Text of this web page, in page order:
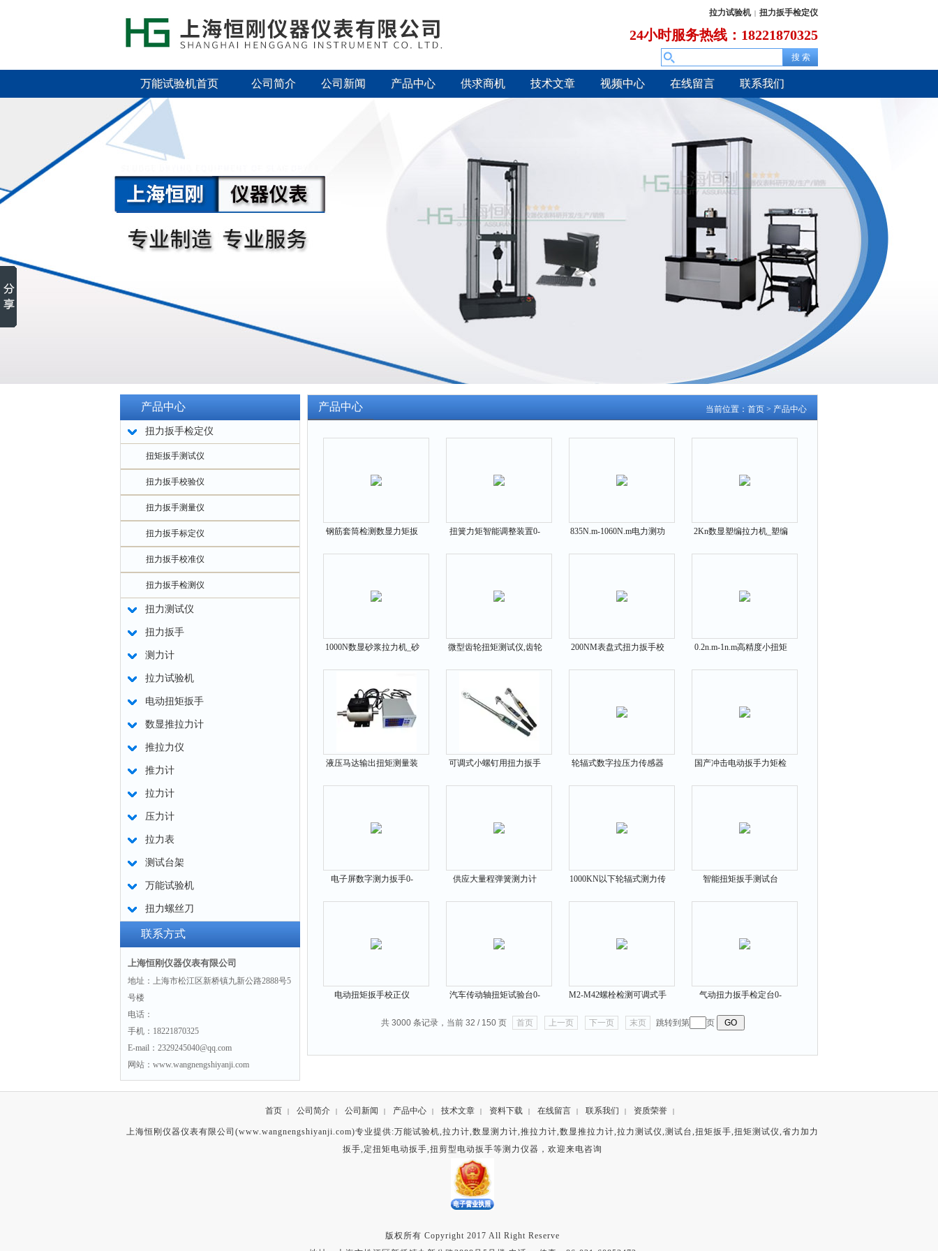
拉力试验机 | 扭力扳手检定仪
24小时服务热线：18221870325
万能试验机首页 公司简介 公司新闻 产品中心 供求商机 技术文章 视频中心 在线留言 联系我们
产品中心
扭力扳手检定仪
扭矩扳手测试仪
扭力扳手校验仪
扭力扳手测量仪
扭力扳手标定仪
扭力扳手校准仪
扭力扳手检测仪
扭力测试仪
扭力扳手
测力计
拉力试验机
电动扭矩扳手
数显推拉力计
推拉力仪
推力计
拉力计
压力计
拉力表
测试台架
万能试验机
扭力螺丝刀
联系方式
上海恒刚仪器仪表有限公司
地址：上海市松江区新桥镇九新公路2888号5
号楼
电话：
手机：18221870325
E-mail：2329245040@qq.com
网站：www.wangnengshiyanji.com
当前位置： 首页 > 产品中心
产品中心
钢筋套筒检测数显力矩扳
扭簧力矩智能调整装置0-
835N.m-1060N.m电力测功
2Kn数显塑编拉力机_塑编
1000N数显砂浆拉力机_砂
微型齿轮扭矩测试仪,齿轮
200NM表盘式扭力扳手校
0.2n.m-1n.m高精度小扭矩
液压马达输出扭矩测量装
可调式小螺钉用扭力扳手
轮辐式数字拉压力传感器
国产冲击电动扳手力矩检
电子屏数字测力扳手0-
供应大量程弹簧测力计
1000KN以下轮辐式测力传
智能扭矩扳手测试台
电动扭矩扳手校正仪
汽车传动轴扭矩试验台0-
M2-M42螺栓检测可调式手
气动扭力扳手检定台0-
共 3000 条记录，当前 32 / 150 页
首页 上一页 下一页 末页 跳转到第 页
首页 | 公司简介 | 公司新闻 | 产品中心 | 技术文章 | 资料下载 | 在线留言 | 联系我们 | 资质荣誉 |
上海恒刚仪器仪表有限公司(www.wangnengshiyanji.com)专业提供:万能试验机,拉力计,数显测力计,推拉力计,数显推拉力计,拉力测试仪,测试台,扭矩扳手,扭矩测试仪,省力加力
扳手, 定扭矩电动扳手,扭剪型电动扳手等测力仪器，欢迎来电咨询
版权所有 Copyright 2017 All Right Reserve